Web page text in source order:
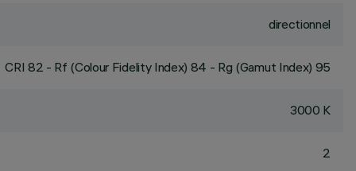
directionnel
CRI 82 - Rf (Colour Fidelity Index) 84 - Rg (Gamut Index) 95
3000 K
2